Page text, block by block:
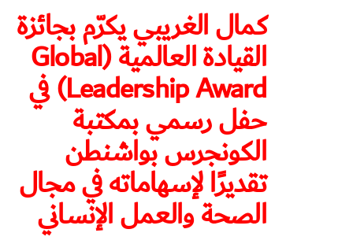
كمال الغريبي يكرّم بجائزة
القيادة العالمية (Global
Leadership Award) في
حفل رسمي بمكتبة
الكونجرس بواشنطن
تقديرًا لإسهاماته في مجال
الصحة والعمل الإنساني